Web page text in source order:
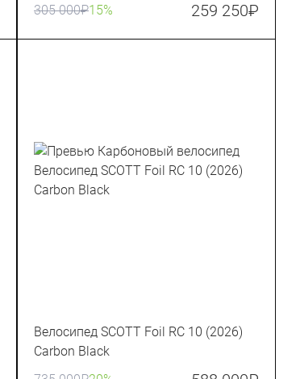
305 000₽15% 259 250₽
Велосипед SCOTT Foil RC 10 (2026)
Carbon Black